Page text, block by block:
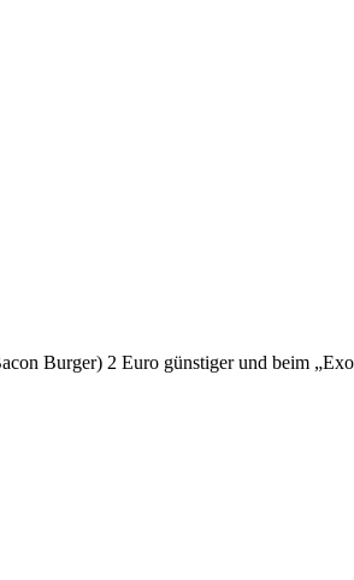
Burger) 2 Euro günstiger und beim